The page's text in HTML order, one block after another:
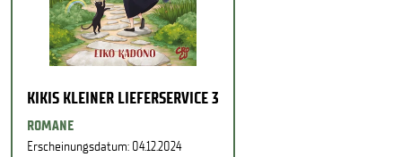
KIKIS KLEINER LIEFERSERVICE 3
ROMANE
Erscheinungsdatum: 04.12.2024